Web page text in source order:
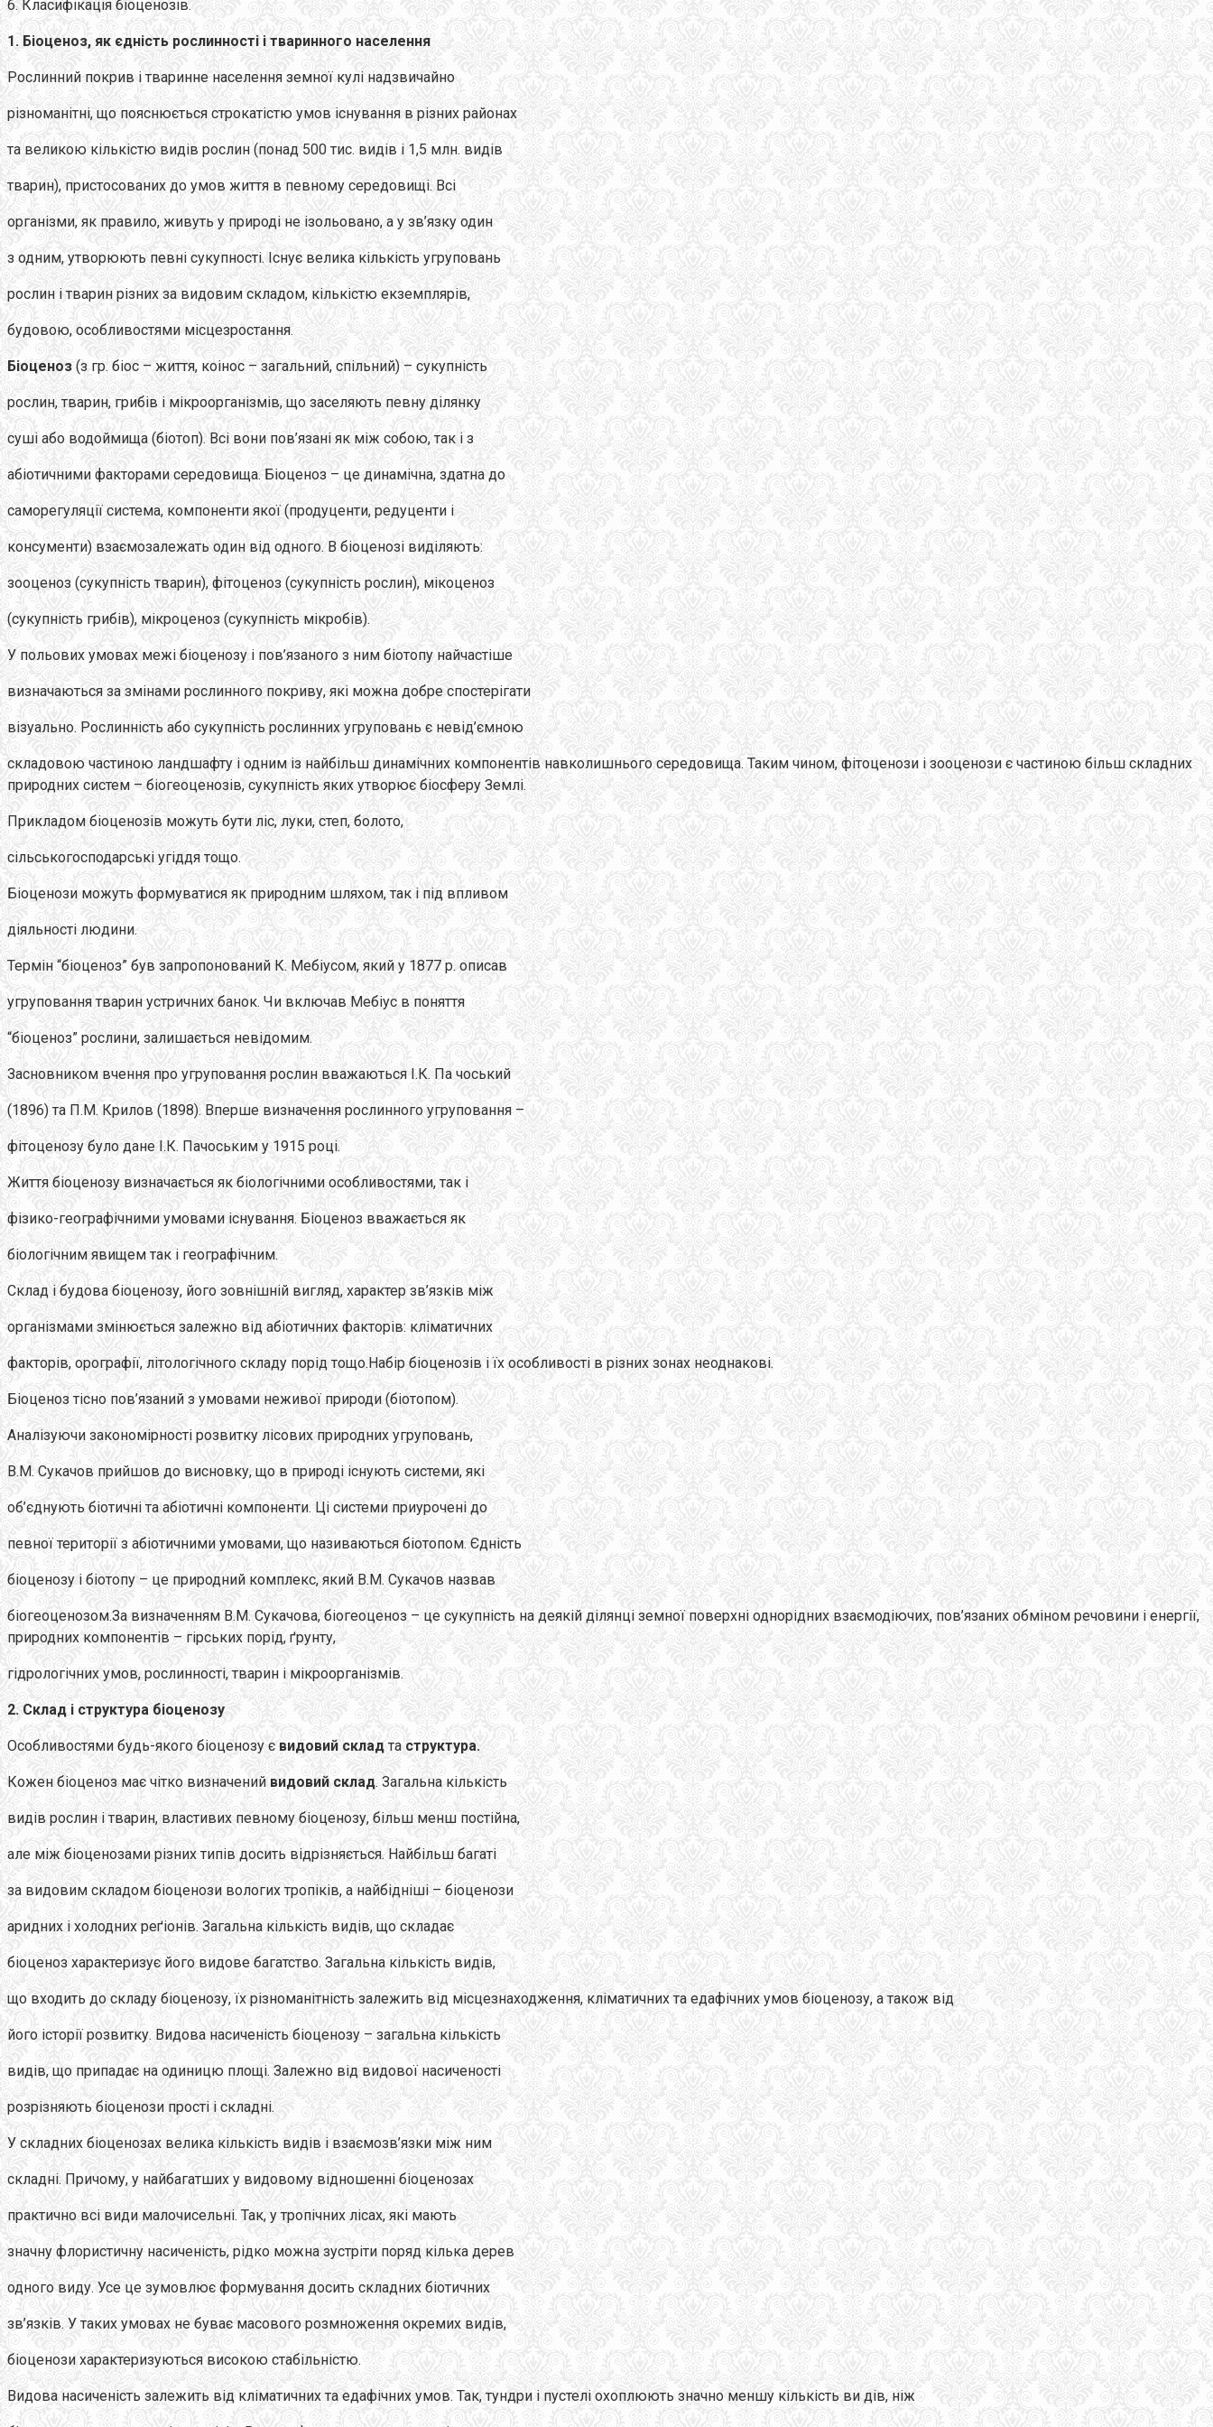
6. Класифікація біоценозів.
1. Біоценоз, як єдність рослинності і тваринного населення
Рослинний покрив і тваринне населення земної кулі надзвичайно
різноманітні, що пояснюється строкатістю умов існування в різних районах
та великою кількістю видів рослин (понад 500 тис. видів і 1,5 млн. видів
тварин), пристосованих до умов життя в певному середовищі. Всі
організми, як правило, живуть у природі не ізольовано, а у зв’язку один
з одним, утворюють певні сукупності. Існує велика кількість угруповань
рослин і тварин різних за видовим складом, кількістю екземплярів,
будовою, особливостями місцезростання.
Біоценоз (з гр. біос – життя, коінос – загальний, спільний) – сукупність
рослин, тварин, грибів і мікроорганізмів, що заселяють певну ділянку
суші або водоймища (біотоп). Всі вони пов’язані як між собою, так і з
абіотичними факторами середовища. Біоценоз – це динамічна, здатна до
саморегуляції система, компоненти якої (продуценти, редуценти і
консументи) взаємозалежать один від одного. В біоценозі виділяють:
зооценоз (сукупність тварин), фітоценоз (сукупність рослин), мікоценоз
(сукупність грибів), мікроценоз (сукупність мікробів).
У польових умовах межі біоценозу і пов’язаного з ним біотопу найчастіше
визначаються за змінами рослинного покриву, які можна добре спостерігати
візуально. Рослинність або сукупність рослинних угруповань є невід’ємною
складовою частиною ландшафту і одним із найбільш динамічних компонентів навколишнього середовища. Таким чином, фітоценози і зооценози є частиною більш складних
природних систем – біогеоценозів, сукупність яких утворює біосферу Землі.
Прикладом біоценозів можуть бути ліс, луки, степ, болото,
сільськогосподарські угіддя тощо.
Біоценози можуть формуватися як природним шляхом, так і під впливом
діяльності людини.
Термін “біоценоз” був запропонований К. Мебіусом, який у 1877 р. описав
угруповання тварин устричних банок. Чи включав Мебіус в поняття
“біоценоз” рослини, залишається невідомим.
Засновником вчення про угруповання рослин вважаються І.К. Па чоський
(1896) та П.М. Крилов (1898). Вперше визначення рослинного угруповання –
фітоценозу було дане І.К. Пачоським у 1915 році.
Життя біоценозу визначається як біологічними особливостями, так і
фізико-географічними умовами існування. Біоценоз вважається як
біологічним явищем так і географічним.
Склад і будова біоценозу, його зовнішній вигляд, характер зв’язків між
організмами змінюється залежно від абіотичних факторів: кліматичних
факторів, орографії, літологічного складу порід тощо.Набір біоценозів і їх особливості в різних зонах неоднакові.
Біоценоз тісно пов’язаний з умовами неживої природи (біотопом).
Аналізуючи закономірності розвитку лісових природних угруповань,
В.М. Сукачов прийшов до висновку, що в природі існують системи, які
об’єднують біотичні та абіотичні компоненти. Ці системи приурочені до
певної території з абіотичними умовами, що називаються біотопом. Єдність
біоценозу і біотопу – це природний комплекс, який В.М. Сукачов назвав
біогеоценозом.За визначенням В.М. Сукачова, біогеоценоз – це сукупність на деякій ділянці земної поверхні однорідних взаємодіючих, пов’язаних обміном речовини і енергії,
природних компонентів – гірських порід, ґрунту,
гідрологічних умов, рослинності, тварин і мікроорганізмів.
2. Склад і структура біоценозу
Особливостями будь-якого біоценозу є видовий склад та структура.
Кожен біоценоз має чітко визначений видовий склад. Загальна кількість
видів рослин і тварин, властивих певному біоценозу, більш менш постійна,
але між біоценозами різних типів досить відрізняється. Найбільш багаті
за видовим складом біоценози вологих тропіків, а найбідніші – біоценози
аридних і холодних реґіонів. Загальна кількість видів, що складає
біоценоз характеризує його видове багатство. Загальна кількість видів,
що входить до складу біоценозу, їх різноманітність залежить від місцезнаходження, кліматичних та едафічних умов біоценозу, а також від
його історії розвитку. Видова насиченість біоценозу – загальна кількість
видів, що припадає на одиницю площі. Залежно від видової насиченості
розрізняють біоценози прості і складні.
У складних біоценозах велика кількість видів і взаємозв’язки між ним
складні. Причому, у найбагатших у видовому відношенні біоценозах
практично всі види малочисельні. Так, у тропічних лісах, які мають
значну флористичну насиченість, рідко можна зустріти поряд кілька дерев
одного виду. Усе це зумовлює формування досить складних біотичних
зв’язків. У таких умовах не буває масового розмноження окремих видів,
біоценози характеризуються високою стабільністю.
Видова насиченість залежить від кліматичних та едафічних умов. Так, тундри і пустелі охоплюють значно меншу кількість ви дів, ніж